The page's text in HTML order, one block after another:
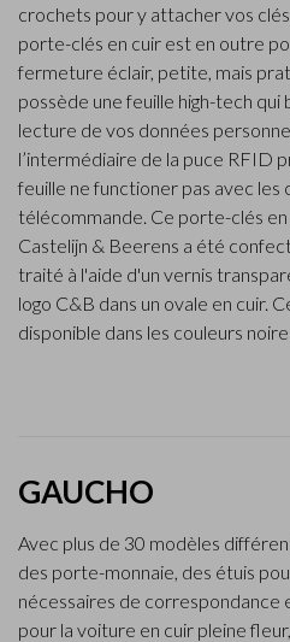
crochets pour y attacher vos
porte-clés en cuir est en outre
fermeture éclair, petite, mais
possède une feuille high-tech
lecture de vos données
l’intermédiaire de la puce RFID
feuille ne functioner pas avec les
télécommande. Ce porte-clés
Castelijn & Beerens a été
traité à l'aide d'un vernis
logo C&B dans un ovale en cuir.
disponible dans les couleurs
GAUCHO
Avec plus de 30 modèles
des porte-monnaie, des étuis
nécessaires de
pour la voiture en cuir pleine